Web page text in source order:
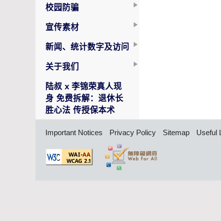
校园防骗
宣传素材
新闻、统计数字及访问
关于我们
陆叔 x 李锦荣真人现
身 免费拆解：退休长
胜心法 传授保本术
Important Notices Privacy Policy Sitemap Useful